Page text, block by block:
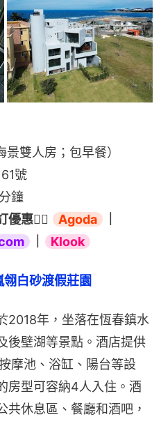
雙人房；包早餐）
號
鐘
惠👉🏻
Agoda
Klook
翎白砂渡假莊園
2018年，坐落在恆春鎮水
後壁湖等景點。酒店提供
摩池、浴缸、陽台等設
房型可容納4人入住。酒
共休息區、餐廳和酒吧，